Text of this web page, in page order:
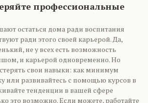
профессиональные
остаться дома ради воспитания
ради этого своей карьерой. Да,
не у всех есть возможность
и карьерой одновременно. Но
свои навыки: как минимум
или развивайтесь с помощью курсов в
тенденции в вашей сфере
это возможно. Если можете, работайте